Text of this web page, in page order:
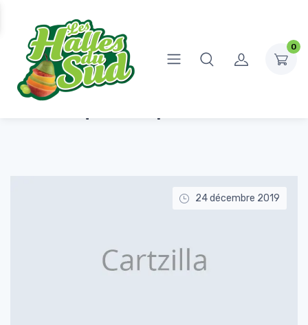
0
Accueil Sujets identifiés “purchased”
24 décembre 2019